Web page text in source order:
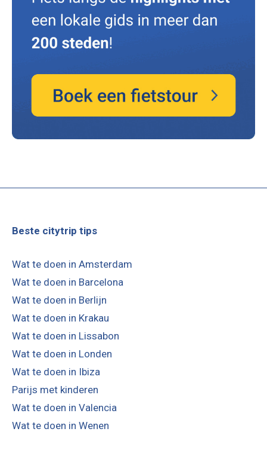
Beste citytrip tips
Wat te doen in Amsterdam
Wat te doen in Barcelona
Wat te doen in Berlijn
Wat te doen in Krakau
Wat te doen in Lissabon
Wat te doen in Londen
Wat te doen in Ibiza
Parijs met kinderen
Wat te doen in Valencia
Wat te doen in Wenen